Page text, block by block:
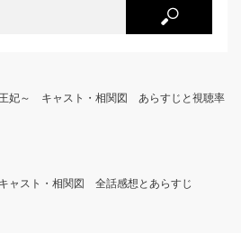
妃～ キャスト・相関図 あらすじと視聴率
ャスト・相関図 全話感想とあらすじ